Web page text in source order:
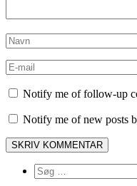
Notify me of follow-up
Notify me of new posts
Søg
efter: